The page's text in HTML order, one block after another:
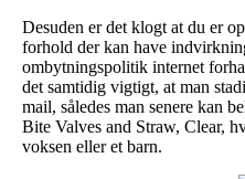
Desuden er det klogt at du er
forhold der kan have
ombytningspolitik internet
det samtidig vigtigt, at man
mail, således man senere kan
Bite Valves and Straw, Clear,
voksen eller et barn.